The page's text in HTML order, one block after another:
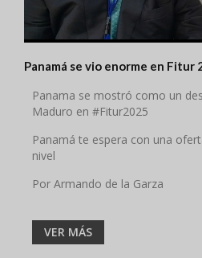
Panamá se vio enorme en Fitur
Panama se mostró como un
Maduro en #Fitur2025
Panamá te espera con una
nivel
Por Armando de la Garza
VER MÁS